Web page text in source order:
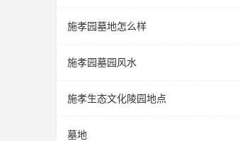
施孝园墓地怎么样
施孝园墓园风水
施孝生态文化陵园地点
墓地